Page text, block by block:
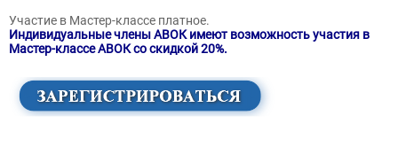
Участие в Мастер-классе платное.
Индивидуальные члены АВОК имеют возможность участия в
Мастер-классе АВОК со скидкой 20%.